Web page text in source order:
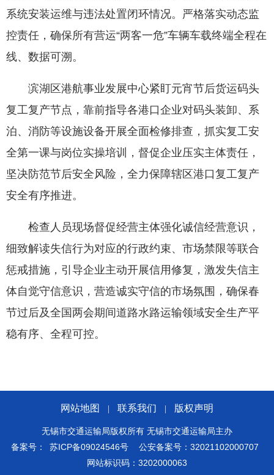
系统安装运维与违法处置闭环情况。严格落实动态监
控责任，确保所有营运“两客一危”车辆车载终端全程在
线、数据可溯。
滨湖区港航事业发展中心紧盯元宵节后货运码头
复工复产节点，靠前指导各港口企业对码头装卸、系
泊、消防等设施设备开展全面检修排查，抓实复工安
全第一课与岗位实操培训，督促企业压实主体责任，
坚决防范节后安全风险，全力保障辖区港口复工复产
安全有序推进。
检查人员现场督促经营主体强化诚信经营意识，
细致解读失信行为对应的行政约束、市场禁限等联合
惩戒措施，引导企业主动开展信用修复，激发失信主
体自觉守信意识，营造诚实守信的市场氛围，确保春
节过后及全国两会期间道路水路运输领域安全生产平
稳有序、全程可控。
网站地图 联系我们 版权声明
无锡市交通运输局版权所有 无锡市交通运输局主办
备案号：
苏ICP备09024546号
公安备案号：32021102000707
网站标识码：3202000063